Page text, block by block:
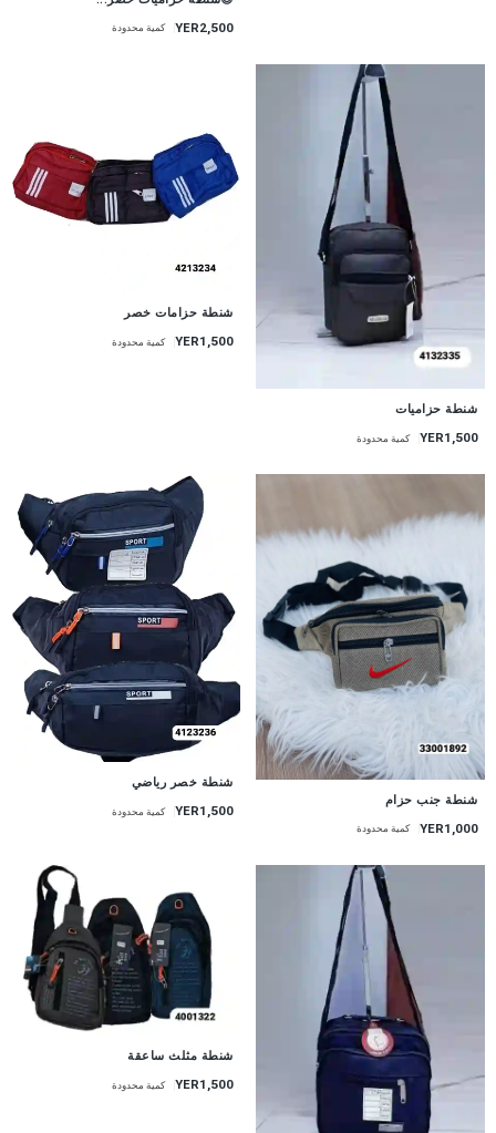
YER2,500 كمية محدودة
شنطة حزاميات
YER1,500 كمية محدودة
شنطة حزامات خصر
YER1,500 كمية محدودة
شنطة جنب حزام
YER1,000 كمية محدودة
شنطة خصر رياضي
YER1,500 كمية محدودة
شنطة مثلث ساعقة
YER1,500 كمية محدودة